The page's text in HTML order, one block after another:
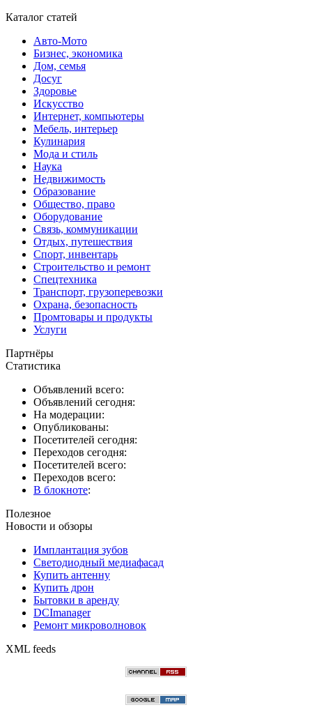
Каталог статей
Авто-Мото
Бизнес, экономика
Дом, семья
Досуг
Здоровье
Искусство
Интернет, компьютеры
Мебель, интерьер
Кулинария
Мода и стиль
Наука
Недвижимость
Образование
Общество, право
Оборудование
Связь, коммуникации
Отдых, путешествия
Спорт, инвентарь
Строительство и ремонт
Спецтехника
Транспорт, грузоперевозки
Охрана, безопасность
Промтовары и продукты
Услуги
Партнёры
Статистика
Объявлений всего:
Объявлений сегодня:
На модерации:
Опубликованы:
Посетителей сегодня:
Переходов сегодня:
Посетителей всего:
Переходов всего:
В блокноте:
Полезное
Новости и обзоры
Имплантация зубов
Светодиодный медиафасад
Купить антенну
Купить дрон
Бытовки в аренду
DCImanager
Ремонт микроволновок
XML feeds